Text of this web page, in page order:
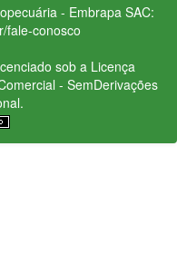
- Embrapa SAC:
fale-conosco
sob a Licença
- SemDerivações